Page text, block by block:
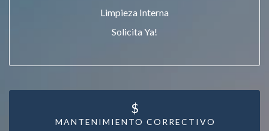
Limpieza Interna
Solicita Ya!
MANTENIMIENTO CORRECTIVO
$